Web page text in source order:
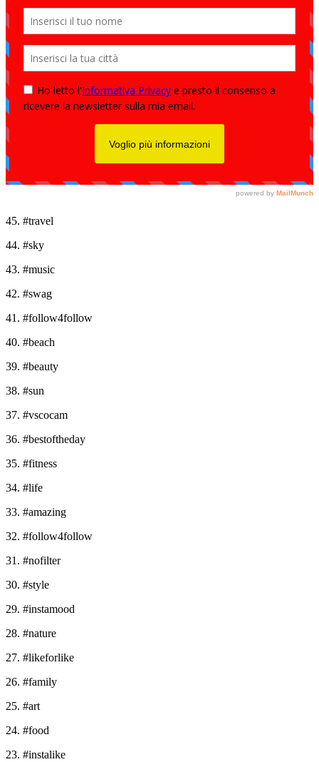
45. #travel
44. #sky
43. #music
42. #swag
41. #follow4follow
40. #beach
39. #beauty
38. #sun
37. #vscocam
36. #bestoftheday
35. #fitness
34. #life
33. #amazing
32. #follow4follow
31. #nofilter
30. #style
29. #instamood
28. #nature
27. #likeforlike
26. #family
25. #art
24. #food
23. #instalike